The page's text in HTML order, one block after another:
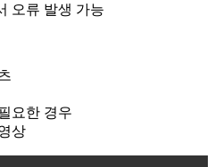
오류 발생 가능
요한 경우
상